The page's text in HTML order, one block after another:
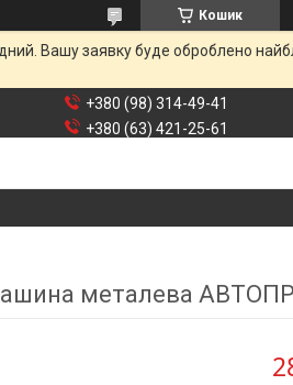
Кошик
Вашу заявку буде оброблено
+380 (98) 314-49-41
+380 (63) 421-25-61
металева